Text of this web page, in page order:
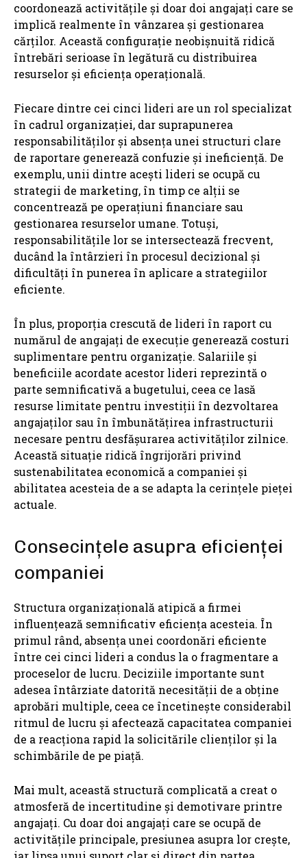
coordonează activitățile și doar doi angajați care se
implică realmente în vânzarea și gestionarea
cărților. Această configurație neobișnuită ridică
întrebări serioase în legătură cu distribuirea
resurselor și eficiența operațională.
Fiecare dintre cei cinci lideri are un rol specializat
în cadrul organizației, dar suprapunerea
responsabilităților și absența unei structuri clare
de raportare generează confuzie și ineficiență. De
exemplu, unii dintre acești lideri se ocupă cu
strategii de marketing, în timp ce alții se
concentrează pe operațiuni financiare sau
gestionarea resurselor umane. Totuși,
responsabilitățile lor se intersectează frecvent,
ducând la întârzieri în procesul decizional și
dificultăți în punerea în aplicare a strategiilor
eficiente.
În plus, proporția crescută de lideri în raport cu
numărul de angajați de execuție generează costuri
suplimentare pentru organizație. Salariile și
beneficiile acordate acestor lideri reprezintă o
parte semnificativă a bugetului, ceea ce lasă
resurse limitate pentru investiții în dezvoltarea
angajaților sau în îmbunătățirea infrastructurii
necesare pentru desfășurarea activităților zilnice.
Această situație ridică îngrijorări privind
sustenabilitatea economică a companiei și
abilitatea acesteia de a se adapta la cerințele pieței
actuale.
Consecințele asupra eficienței
companiei
Structura organizațională atipică a firmei
influențează semnificativ eficiența acesteia. În
primul rând, absența unei coordonări eficiente
între cei cinci lideri a condus la o fragmentare a
proceselor de lucru. Deciziile importante sunt
adesea întârziate datorită necesității de a obține
aprobări multiple, ceea ce încetinește considerabil
ritmul de lucru și afectează capacitatea companiei
de a reacționa rapid la solicitările clienților și la
schimbările de pe piață.
Mai mult, această structură complicată a creat o
atmosferă de incertitudine și demotivare printre
angajați. Cu doar doi angajați care se ocupă de
activitățile principale, presiunea asupra lor crește,